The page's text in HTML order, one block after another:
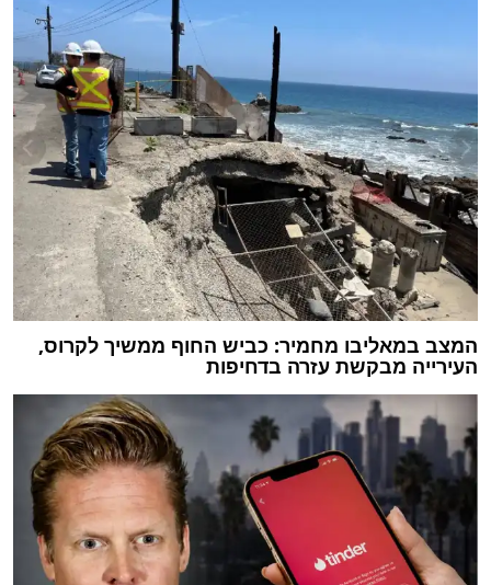
המצב במאליבו מחמיר: כביש החוף ממשיך לקרוס,
העירייה מבקשת עזרה בדחיפות